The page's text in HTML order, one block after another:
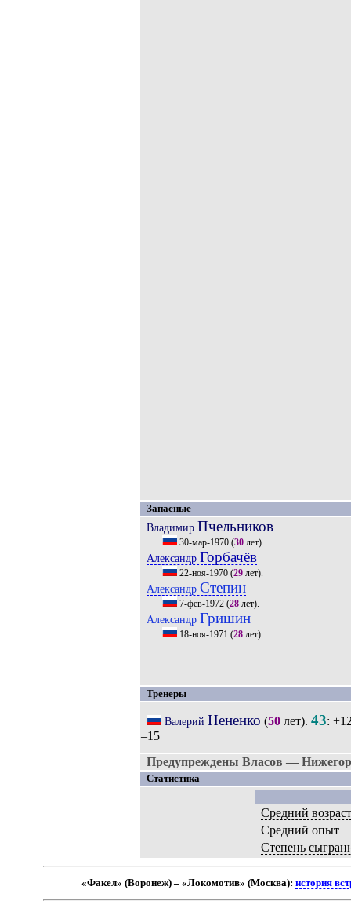
Запасные
Владимир Пчельников
30-мар-1970(30лет).
Александр Горбачёв
22-ноя-1970(29лет).
Александр Степин
7-фев-1972(28лет).
Александр Гришин
18-ноя-1971 (28лет).
Тренеры
Валерий Нененко (50лет). 43:
–15
Предупреждены Власов —
Статистика
Средний
Средний опыт
Степень
«Факел» (Воронеж) – «Локомотив» (Москва):история